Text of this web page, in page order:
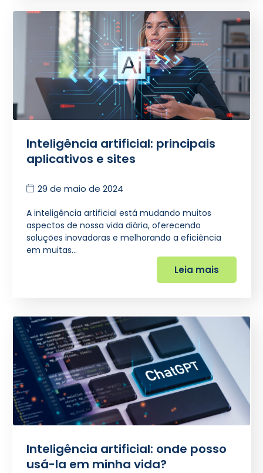
Inteligência artificial: principais
aplicativos e sites
29 de maio de 2024
A inteligência artificial está mudando muitos
aspectos de nossa vida diária, oferecendo
soluções inovadoras e melhorando a eficiência
em muitas…
Leia mais
Inteligência artificial: onde posso
usá-la em minha vida?